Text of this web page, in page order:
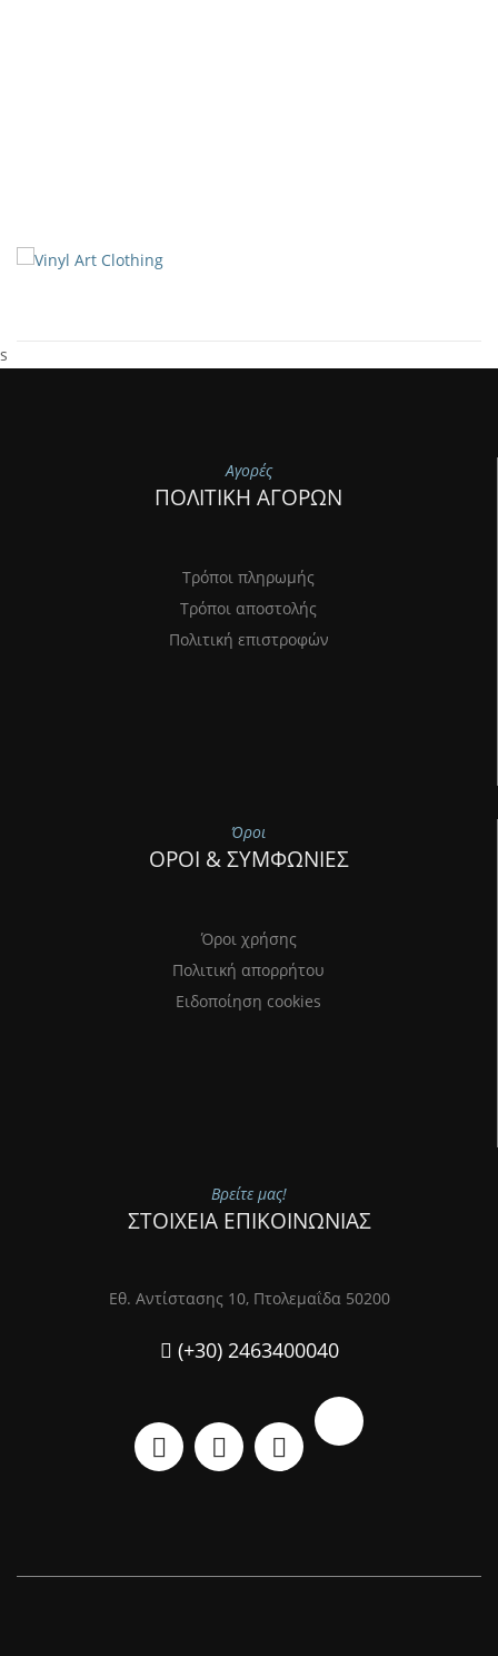
s
Αγορές
ΠΟΛΙΤΙΚΗ ΑΓΟΡΩΝ
Τρόποι πληρωμής
Τρόποι αποστολής
Πολιτική επιστροφών
Όροι
ΟΡΟΙ & ΣΥΜΦΩΝΙΕΣ
Όροι χρήσης
Πολιτική απορρήτου
Ειδοποίηση cookies
Βρείτε μας!
ΣΤΟΙΧΕΙΑ ΕΠΙΚΟΙΝΩΝΙΑΣ
Εθ. Αντίστασης 10, Πτολεμαΐδα 50200
(+30) 2463400040